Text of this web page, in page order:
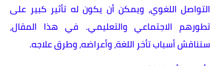
التواصل اللغوي، ويمكن أن يكون له تأثير كبير على
تطورهم الاجتماعي والتعليمي. في هذا المقال،
سنناقش أسباب تأخر اللغة، وأعراضه، وطرق علاجه.